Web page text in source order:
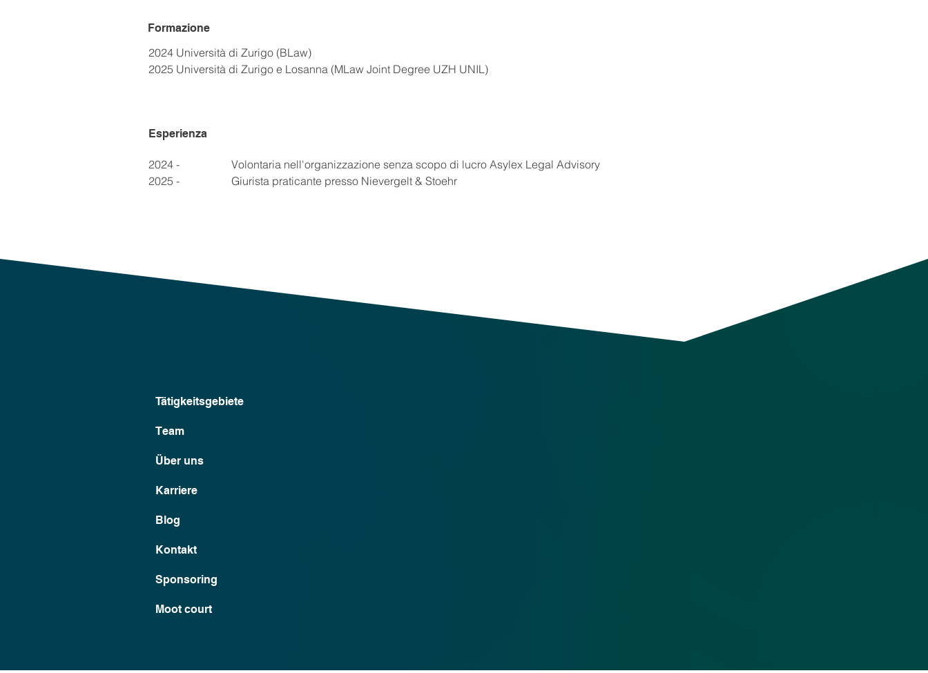
Formazione
2024	Università di Zurigo (BLaw)
2025	Università di Zurigo e Losanna (MLaw Joint Degree UZH UNIL)
Esperienza
2024 -
	Volontaria nell'organizzazione senza scopo di lucro Asylex Legal Advisory
2025 -
	Giurista praticante presso Nievergelt & Stoehr
Tätigkeitsgebiete
Team
Über uns
Karriere
Blog
Kontakt
Sponsoring
Moot court